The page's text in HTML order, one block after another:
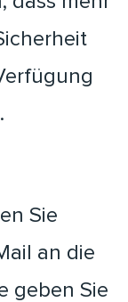
Sie
an die
geben Sie